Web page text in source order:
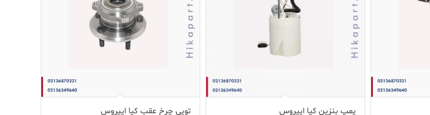
پمپ بنزین کیا اپیروس توپی چرخ عقب کیا ایپروس